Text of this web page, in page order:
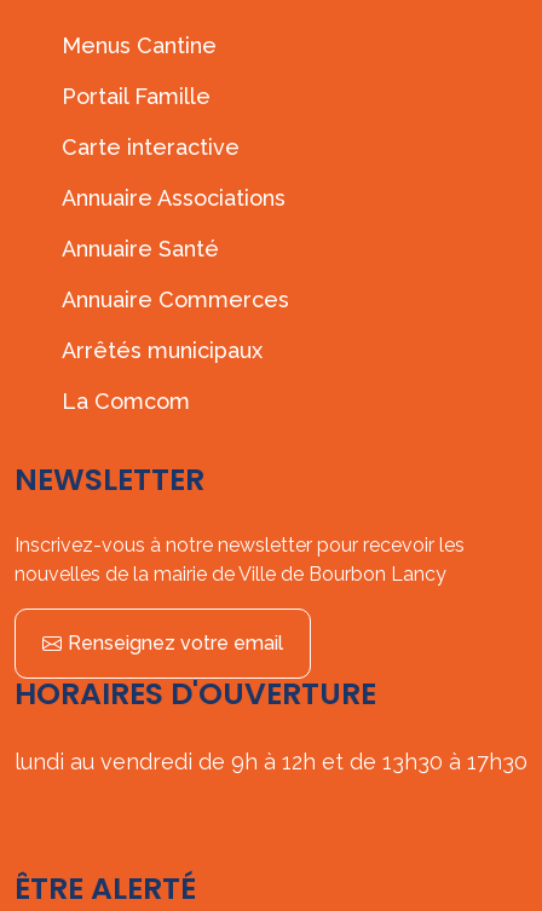
Menus Cantine
Portail Famille
Carte interactive
Annuaire Associations
Annuaire Santé
Annuaire Commerces
Arrêtés municipaux
La Comcom
NEWSLETTER
Inscrivez-vous à notre newsletter pour recevoir les
nouvelles de la mairie de Ville de Bourbon Lancy
Renseignez votre email
HORAIRES D'OUVERTURE
lundi au vendredi de 9h à 12h et de 13h30 à 17h30
ÊTRE ALERTÉ